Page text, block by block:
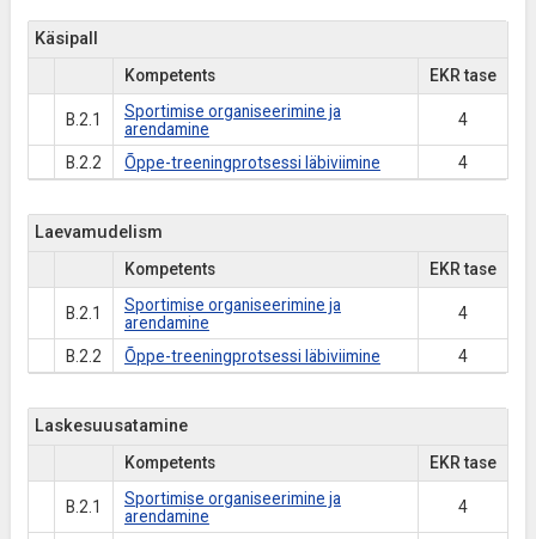
Käsipall
Kompetents EKR tase
B.2.1
Sportimise organiseerimine ja
arendamine
4
B.2.2 Õppe-treeningprotsessi läbiviimine 4
Laevamudelism
Kompetents EKR tase
B.2.1
Sportimise organiseerimine ja
arendamine
4
B.2.2 Õppe-treeningprotsessi läbiviimine 4
Laskesuusatamine
Kompetents EKR tase
B.2.1
Sportimise organiseerimine ja
arendamine
4